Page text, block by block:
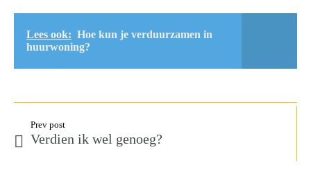
Lees ook: Hoe kun je verduurzamen in
huurwoning?
Prev post
Verdien ik wel genoeg?